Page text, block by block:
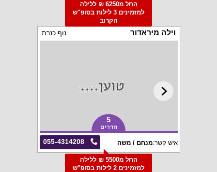
החל מ6250 ₪ ללילה
למזמינים 3 לילות בסופ"ש
הקרוב
וילה מיראדור נוף כנרת
5
חדרים
055-4314208 איש קשר:מנחם / משה
החל מ5500 ₪ ללילה
למזמינים 2 לילות בסופ"ש